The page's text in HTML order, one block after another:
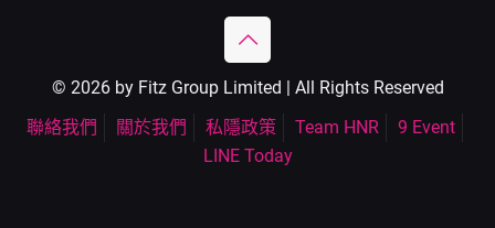
© 2026 by Fitz Group Limited | All Rights Reserved
聯絡我們
關於我們 私隱政策 Team HNR
9 Event
LINE Today